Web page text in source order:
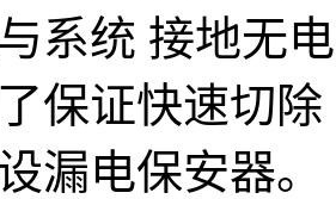
系统 接地无
保证快速切
漏电保安器。